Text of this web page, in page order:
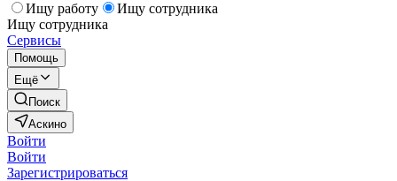
Ищу работу
Ищу сотрудника
Ищу сотрудника
Сервисы
Помощь
Ещё
Поиск
Аскино
Войти
Войти
Зарегистрироваться